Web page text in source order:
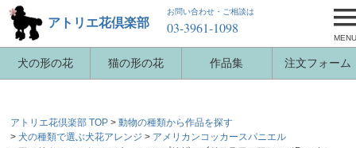
犬の形の花 猫の形の花 作品集 注文フォーム
アトリエ花倶楽部
お問い合わせ・ご相談は
03-3961-1098
MENU
アトリエ花倶楽部 TOP
動物の種類から作品を探す
犬の種類で選ぶ犬花アレンジ
アメリカンコッカースパニエル